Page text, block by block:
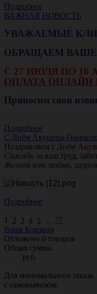
Подробнее
ВАЖНАЯ НОВОСТЬ
УВАЖАЕМЫЕ
ОБРАЩАЕМ
С 27 ИЮЛЯ ПО 16
ОПЛАТА ОНЛАЙН
Приносим свои
Подробнее
С Днём Акушера-
Поздравляем с Днём
Спасибо за ваш труд,
Желаем вам любви,
Подробнее
1 2 3 4 5 ... 77
Ваша Корзина
Отложено 0 товаров
Общая сумма:
руб.
Для минимального заказа
с самовывозом: